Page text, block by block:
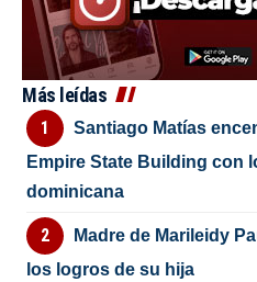
Más leídas
Santiago Matías
Empire State Building con
dominicana
Madre de Marileidy
los logros de su hija